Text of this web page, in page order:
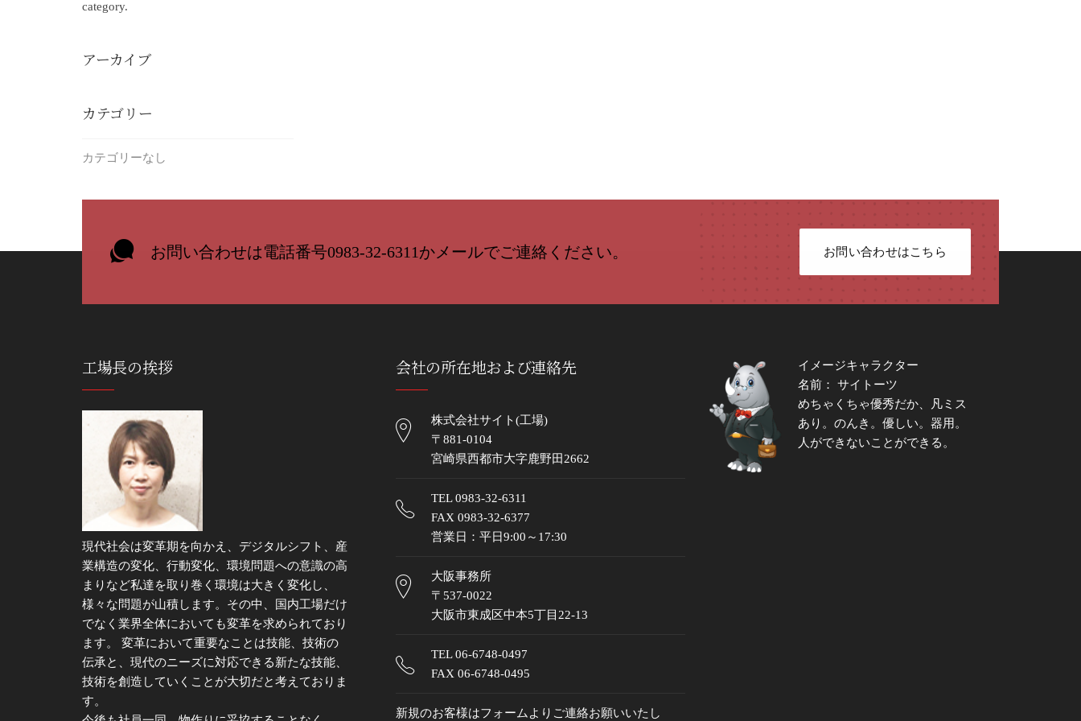
category.
アーカイブ
カテゴリー
カテゴリーなし
お問い合わせは電話番号0983-32-6311かメールでご連絡ください。 お問い合わせはこちら
工場長の挨拶
現代社会は変革期を向かえ、デジタルシフト、産
業構造の変化、行動変化、環境問題への意識の高
まりなど私達を取り巻く環境は大きく変化し、
様々な問題が山積します。その中、国内工場だけ
でなく業界全体においても変革を求められており
ます。 変革において重要なことは技能、技術の
伝承と、現代のニーズに対応できる新たな技能、
技術を創造していくことが大切だと考えておりま
す。
会社の所在地および連絡先
株式会社サイト(工場)
〒881-0104
宮崎県西都市大字鹿野田2662
TEL0983-32-6311
FAX 0983-32-6377
営業日：平日9:00～17:30
大阪事務所
〒537-0022
大阪市東成区中本5丁目22-13
TEL06-6748-0497
FAX 06-6748-0495
新規のお客様はフォームよりご連絡お願いいたし
イメージキャラクター
名前： サイトーツ
めちゃくちゃ優秀だか、凡ミス
あり。のんき。優しい。器用。
人ができないことができる。